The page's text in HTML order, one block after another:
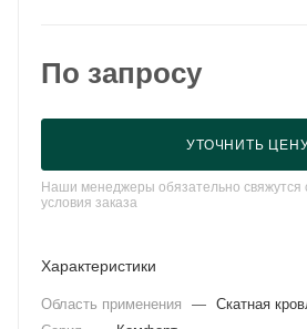
По запросу
УТОЧНИТЬ
Наши менеджеры обязательно свяжутся
условия заказа
Характеристики
Область применения — Скатная